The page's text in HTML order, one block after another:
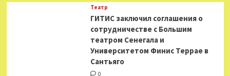
Театр
ГИТИС заключил соглашения о
сотрудничестве с Большим
театром Сенегала и
Университетом Финис Террае в
Сантьяго
0